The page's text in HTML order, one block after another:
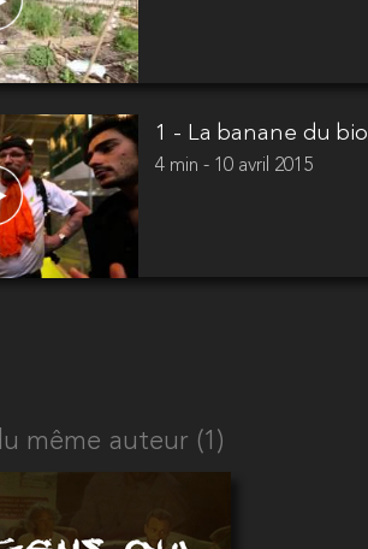
1 - La banane du bio
4 min - 10 avril 2015
même auteur (1)